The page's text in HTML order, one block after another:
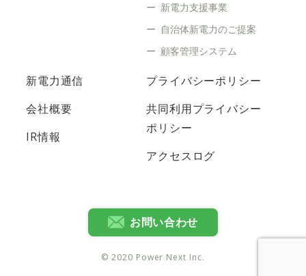
新電力支援事業
自治体新電力のご提案
顧客管理システム
新電力通信
会社概要
IR情報
プライバシーポリシー
共同利用プライバシー
ポリシー
アクセスログ
お問い合わせ
© 2020 Power Next Inc.